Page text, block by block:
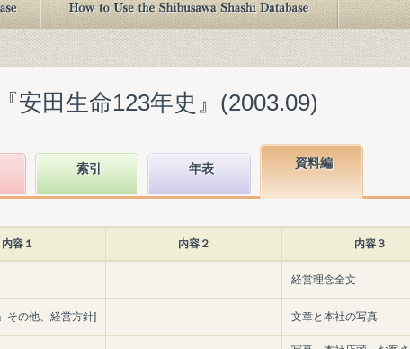
安田生命123年史』(2003.09)
索引 年表 資料編
内容１ 内容２ 内容３
経営理念全文
その他、経営方針] 文章と本社の写真